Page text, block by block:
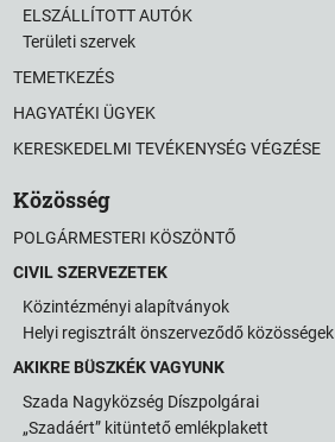
ELSZÁLLÍTOTT AUTÓK
Területi szervek
TEMETKEZÉS
HAGYATÉKI ÜGYEK
KERESKEDELMI TEVÉKENYSÉG VÉGZÉSE
Közösség
POLGÁRMESTERI KÖSZÖNTŐ
CIVIL SZERVEZETEK
Közintézményi alapítványok
Helyi regisztrált önszerveződő közösségek
AKIKRE BÜSZKÉK VAGYUNK
Szada Nagyközség Díszpolgárai
„Szadáért” kitüntető emlékplakett